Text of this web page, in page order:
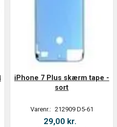
iPhone 7 Plus skærm tape -
sort
Varenr.: 212909 D5-61
29,00 kr.